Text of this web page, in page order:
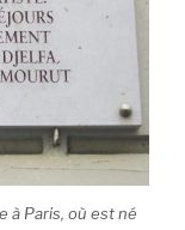
à Paris, où est né